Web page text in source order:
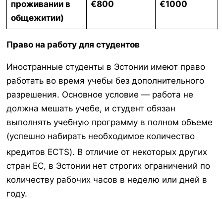
проживании в
общежитии)
€800 €1000
Право на работу для студентов
Иностранные студенты в Эстонии имеют право
работать во время учебы без дополнительного
разрешения. Основное условие — работа не
должна мешать учебе, и студент обязан
выполнять учебную программу в полном объеме
(успешно набирать необходимое количество
кредитов ECTS). В отличие от некоторых других
стран ЕС, в Эстонии нет строгих ограничений по
количеству рабочих часов в неделю или дней в
году.